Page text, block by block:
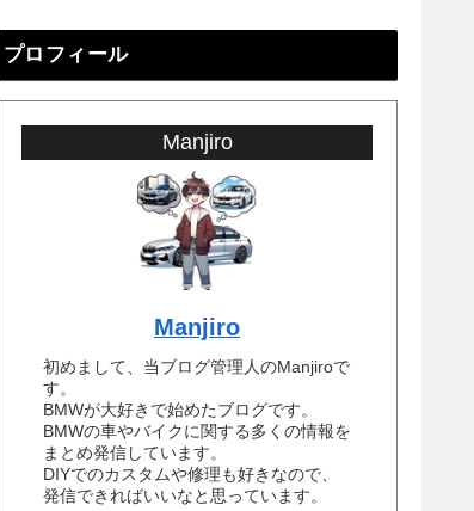
プロフィール
Manjiro
Manjiro
初めまして、当ブログ管理人のManjiroで
す。
BMWが大好きで始めたブログです。
BMWの車やバイクに関する多くの情報を
まとめ発信しています。
DIYでのカスタムや修理も好きなので、
発信できればいいなと思っています。